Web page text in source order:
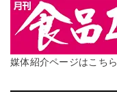
媒体紹介ページはこちら